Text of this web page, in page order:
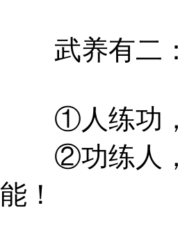
武养有二：
①人练功，
②功练人，
能！